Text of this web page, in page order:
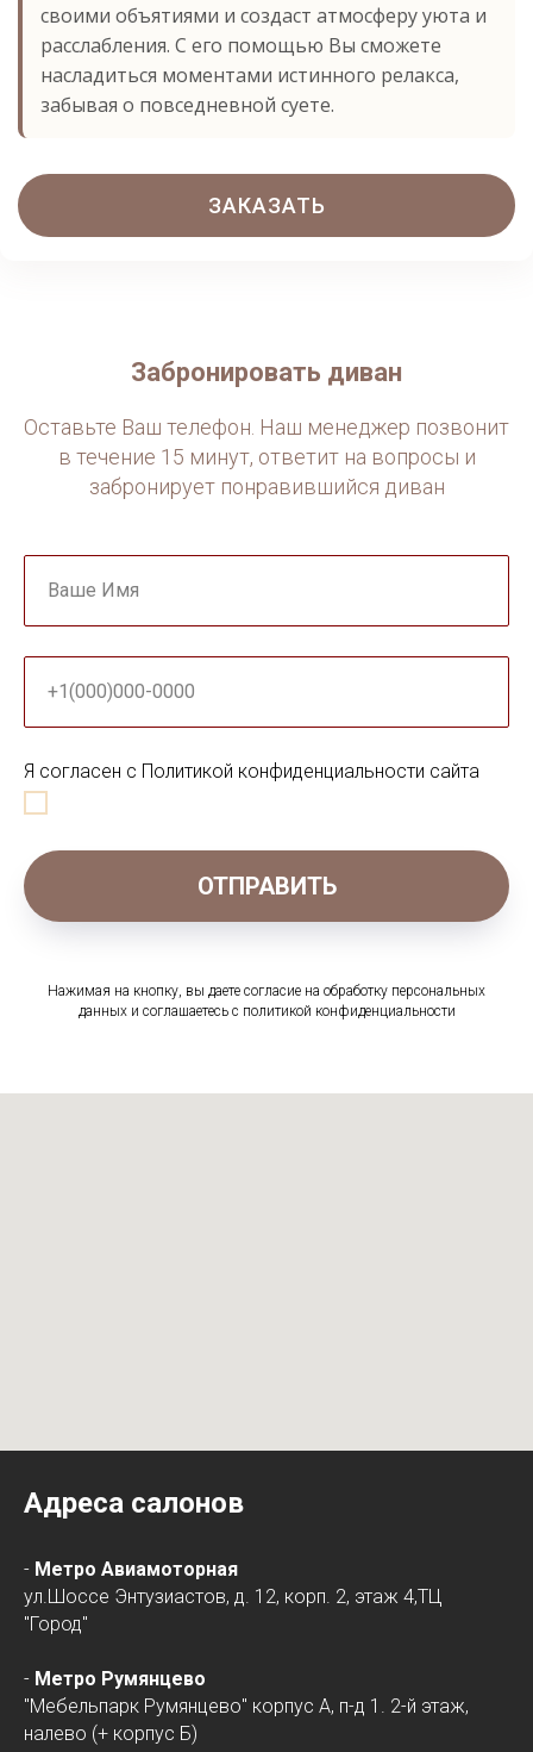
своими объятиями и создаст атмосферу уюта и
расслабления. С его помощью Вы сможете
насладиться моментами истинного релакса,
забывая о повседневной суете.
ЗАКАЗАТЬ
Забронировать диван
Оставьте Ваш телефон. Наш менеджер позвонит
в течение 15 минут, ответит на вопросы и
забронирует понравившийся диван
Ваше Имя
+1(000)000-0000
Я согласен с Политикой конфиденциальности сайта
ОТПРАВИТЬ
Нажимая на кнопку, вы даете согласие на обработку персональных
данных и соглашаетесь c политикой конфиденциальности
Адреса салонов
- Метро Авиамоторная
ул.Шоссе Энтузиастов, д. 12, корп. 2, этаж 4,ТЦ
"Город"
- Метро Румянцево
"Мебельпарк Румянцево" корпус А, п-д 1. 2-й этаж,
налево (+ корпус Б)